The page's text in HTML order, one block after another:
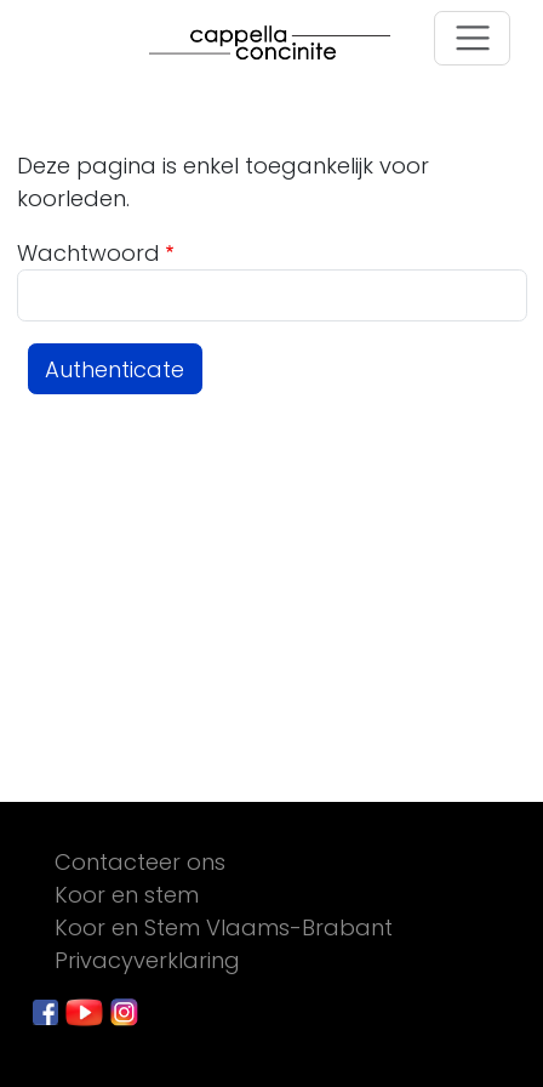
Deze pagina is enkel toegankelijk voor
koorleden.
Wachtwoord
Footer
Contacteer ons
Koor en stem
Koor en Stem Vlaams-Brabant
Privacyverklaring